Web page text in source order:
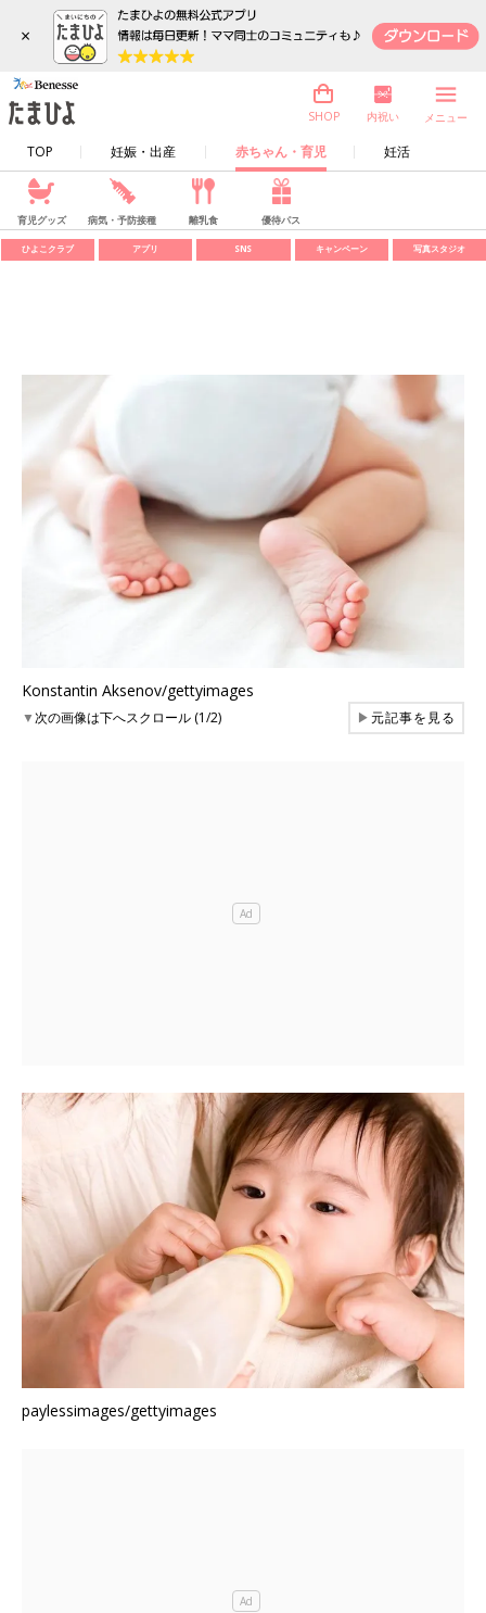
×
TOP 妊娠・出産 赤ちゃん・育児 妊活
SHOP 内祝い メニュー
育児グッズ 病気・予防接種 離乳食 優待パス
ひよこクラブ アプリ SNS キャンペーン 写真スタジオ
Konstantin Aksenov/gettyimages
▼次の画像は下へスクロール (1/2) ▶元記事を見る
paylessimages/gettyimages